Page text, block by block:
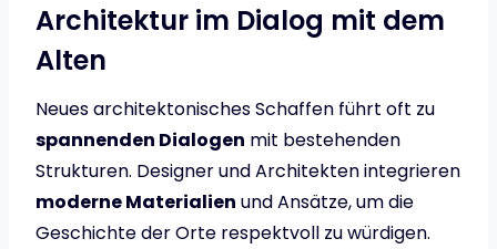
Architektur im Dialog mit dem
Alten
Neues architektonisches Schaffen führt oft zu
spannenden Dialogen mit bestehenden
Strukturen. Designer und Architekten integrieren
moderne Materialien und Ansätze, um die
Geschichte der Orte respektvoll zu würdigen.